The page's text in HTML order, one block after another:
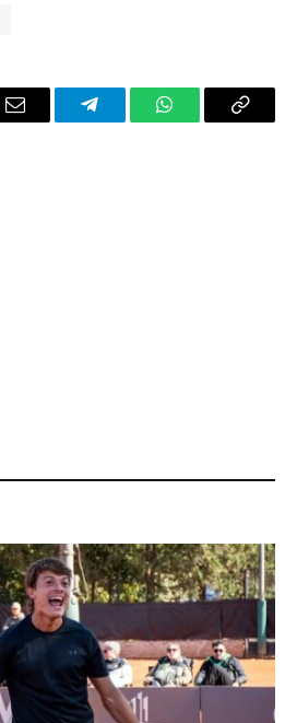
Email TelegramWhatsAppCopy